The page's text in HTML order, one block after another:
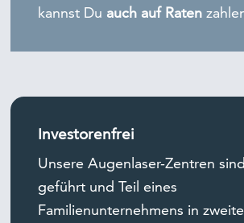
kannst Du auch auf Raten
Investorenfrei
Unsere Augenlaser-Zentren
geführt und Teil eines
Familienunternehmens in